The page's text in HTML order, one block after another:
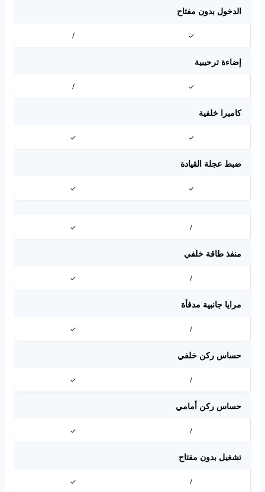
الدخول بدون مفتاح
✓
/
إضاءة ترحيبية
✓
/
كاميرا خلفية
✓
✓
ضبط عجلة القيادة
✓
✓
/
✓
منفذ طاقة خلفي
/
✓
مرايا جانبية مدفأة
/
✓
حساس ركن خلفي
/
✓
حساس ركن أمامي
/
✓
تشغيل بدون مفتاح
/
✓